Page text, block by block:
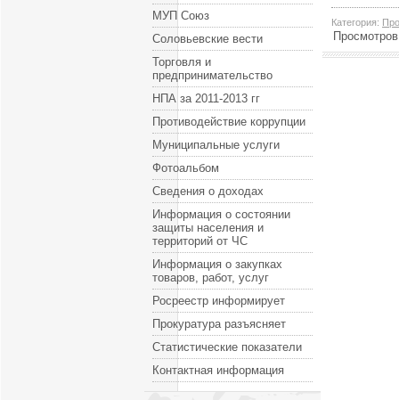
МУП Союз
Соловьевские вести
Торговля и
предпринимательство
НПА за 2011-2013 гг
Противодействие коррупции
Муниципальные услуги
Фотоальбом
Сведения о доходах
Информация о состоянии
защиты населения и
территорий от ЧС
Информация о закупках
товаров, работ, услуг
Росреестр информирует
Прокуратура разъясняет
Статистические показатели
Контактная информация
Категория:
Просмотров